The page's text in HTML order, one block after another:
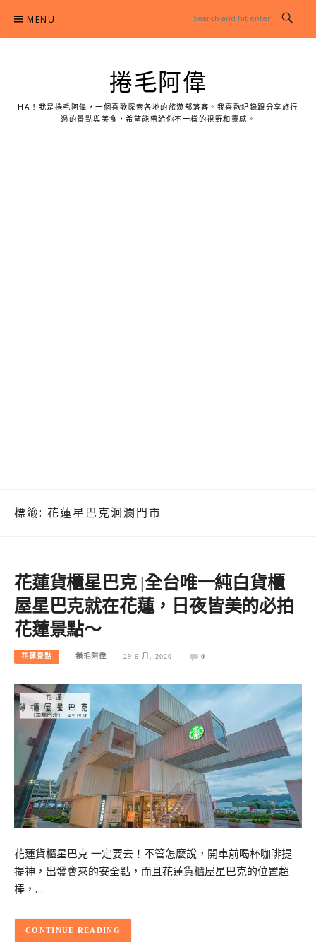
content
MENU
捲毛阿偉
HA！我是捲毛阿偉，一個喜歡探索各地的旅遊部落客。我喜歡紀錄跟分享旅行
過的景點與美食，希望能帶給你不一樣的視野和靈感。
標籤: 花蓮星巴克洄瀾門市
花蓮貨櫃星巴克 |全台唯一純白貨櫃
屋星巴克就在花蓮，日夜皆美的必拍
花蓮景點～
花蓮景點 捲毛阿偉 29 6 月, 2020 0
花蓮貨櫃星巴克 一定要去！不管怎麼說，開車前喝杯咖啡提
提神，出發會來的安全點，而且花蓮貨櫃屋星巴克的位置超
棒，…
CONTINUE READING